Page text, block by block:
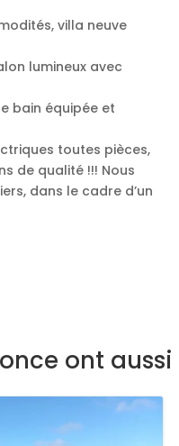
villa neuve
lumineux avec
bain équipée et
toutes pièces,
de qualité !!! Nous
dans le cadre d’un
ont